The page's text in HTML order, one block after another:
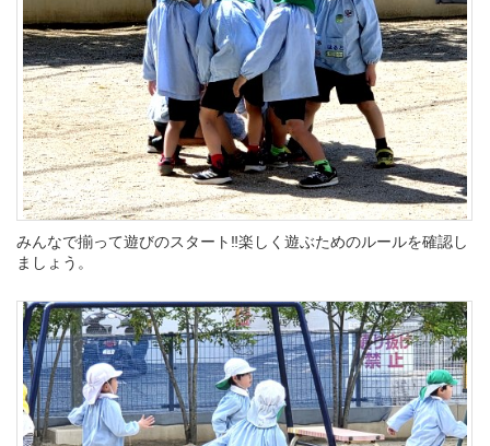
みんなで揃って遊びのスタート‼楽しく遊ぶためのルールを確認し
ましょう。